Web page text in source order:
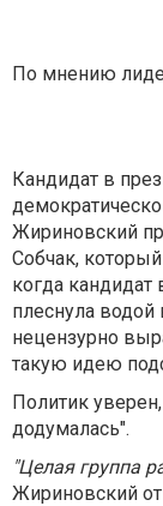
По мнению
Кандидат в
Жириновский
Собчак,
когда
плеснула
нецензурно
такую идею
Политик
додумалась".
"Целая группа
Жириновский